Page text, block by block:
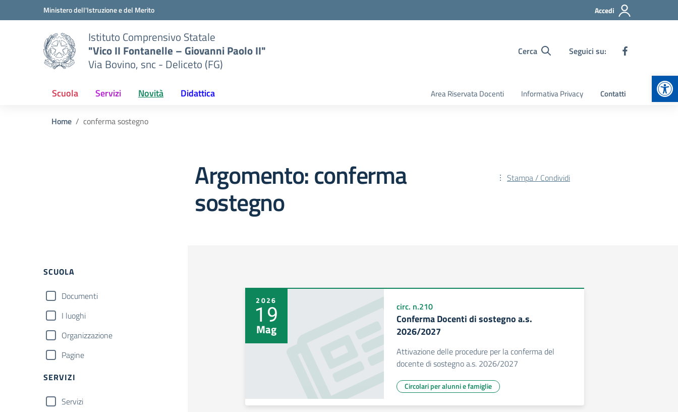
Vai ai contenuti
Vai al menu di navigazioneMinistero dell'Istruzione e del Merito Accedi
Istituto Comprensivo Statale
"Vico II Fontanelle – Giovanni Paolo II"
Via Bovino, snc - Deliceto (FG)
Cerca Seguici su:
Scuola Servizi Novità Didattica Area Riservata Docenti Informativa Privacy Contatti
Home conferma sostegno
Argomento: conferma
sostegno
Stampa / Condividi
Filtri
SCUOLA
Documenti
I luoghi
Organizzazione
Pagine
SERVIZI
Servizi
2026
19
Mag
circ. n.210
Conferma Docenti di sostegno a.s.
2026/2027
Attivazione delle procedure per la conferma del
docente di sostegno a.s. 2026/2027
Circolari per alunni e famiglie